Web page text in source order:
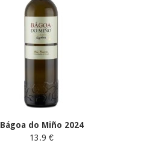
Bágoa do Miño 2024
13.9 €